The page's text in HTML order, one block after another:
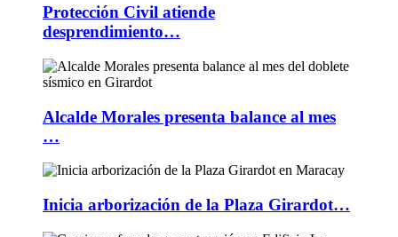
Protección Civil atiende
desprendimiento…
Alcalde Morales presenta balance al mes
…
Inicia arborización de la Plaza Girardot…